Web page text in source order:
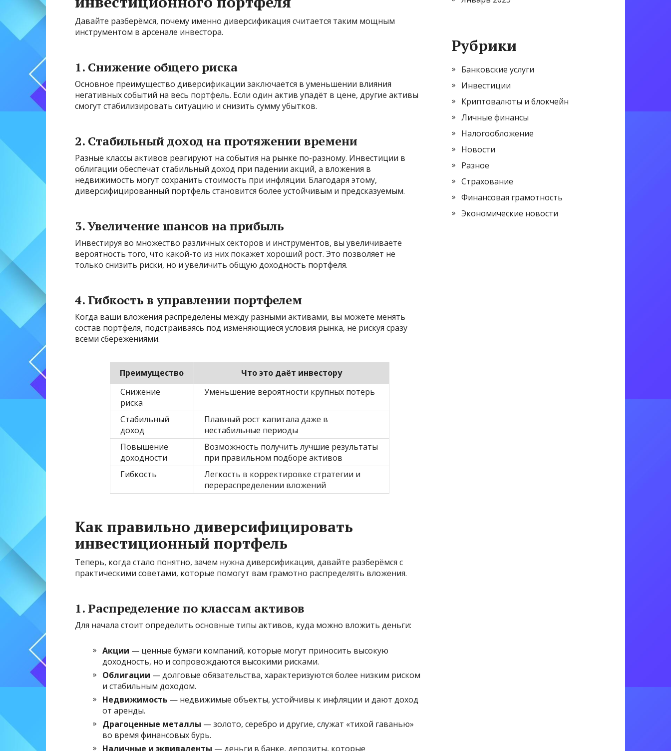
Давайте разберёмся, почему именно диверсификация считается таким мощным
инструментом в арсенале инвестора.
1. Снижение общего риска
Основное преимущество диверсификации заключается в уменьшении влияния
негативных событий на весь портфель. Если один актив упадёт в цене, другие активы
смогут стабилизировать ситуацию и снизить сумму убытков.
2. Стабильный доход на протяжении времени
Разные классы активов реагируют на события на рынке по-разному. Инвестиции в
облигации обеспечат стабильный доход при падении акций, а вложения в
недвижимость могут сохранить стоимость при инфляции. Благодаря этому,
диверсифицированный портфель становится более устойчивым и предсказуемым.
3. Увеличение шансов на прибыль
Инвестируя во множество различных секторов и инструментов, вы увеличиваете
вероятность того, что какой-то из них покажет хороший рост. Это позволяет не
только снизить риски, но и увеличить общую доходность портфеля.
4. Гибкость в управлении портфелем
Когда ваши вложения распределены между разными активами, вы можете менять
состав портфеля, подстраиваясь под изменяющиеся условия рынка, не рискуя сразу
всеми сбережениями.
Преимущество
Что это даёт инвестору
Снижение
риска
Уменьшение вероятности крупных потерь
Стабильный
доход
Плавный рост капитала даже в
нестабильные периоды
Повышение
доходности
Возможность получить лучшие результаты
при правильном подборе активов
Гибкость
Легкость в корректировке стратегии и
перераспределении вложений
Как правильно диверсифицировать
инвестиционный портфель
Теперь, когда стало понятно, зачем нужна диверсификация, давайте разберёмся с
практическими советами, которые помогут вам грамотно распределять вложения.
1. Распределение по классам активов
Для начала стоит определить основные типы активов, куда можно вложить деньги:
Акции — ценные бумаги компаний, которые могут приносить высокую
доходность, но и сопровождаются высокими рисками.
Облигации — долговые обязательства, характеризуются более низким риском
и стабильным доходом.
Недвижимость — недвижимые объекты, устойчивы к инфляции и дают доход
от аренды.
Драгоценные металлы — золото, серебро и другие, служат «тихой гаванью»
во время финансовых бурь.
Наличные и эквиваленты — деньги в банке, депозиты, которые
Рубрики
Банковские услуги
Инвестиции
Криптовалюты и блокчейн
Личные финансы
Налогообложение
Новости
Разное
Страхование
Финансовая грамотность
Экономические новости